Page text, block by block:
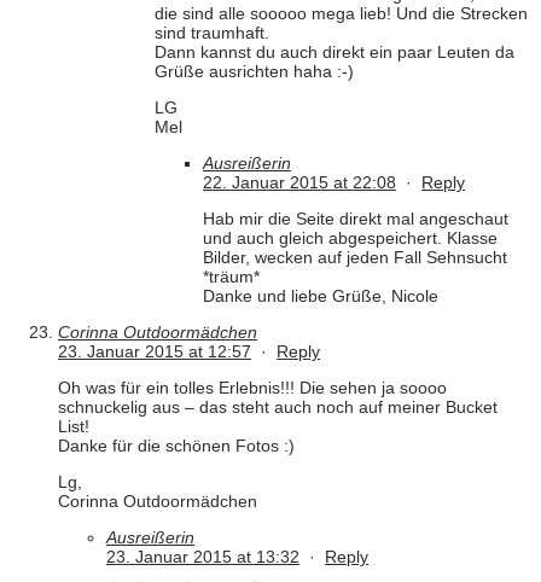
die sind alle sooooo mega lieb! Und die Strecken
sind traumhaft.
Dann kannst du auch direkt ein paar Leuten da
Grüße ausrichten haha :-)
LG
Mel
Ausreißerin
22. Januar 2015 at 22:08 · Reply
Hab mir die Seite direkt mal angeschaut
und auch gleich abgespeichert. Klasse
Bilder, wecken auf jeden Fall Sehnsucht
*träum*
Danke und liebe Grüße, Nicole
Corinna Outdoormädchen
23. Januar 2015 at 12:57 · Reply
Oh was für ein tolles Erlebnis!!! Die sehen ja soooo
schnuckelig aus – das steht auch noch auf meiner Bucket
List!
Danke für die schönen Fotos :)
Lg,
Corinna Outdoormädchen
Ausreißerin
23. Januar 2015 at 13:32 · Reply